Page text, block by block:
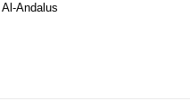
Andalus